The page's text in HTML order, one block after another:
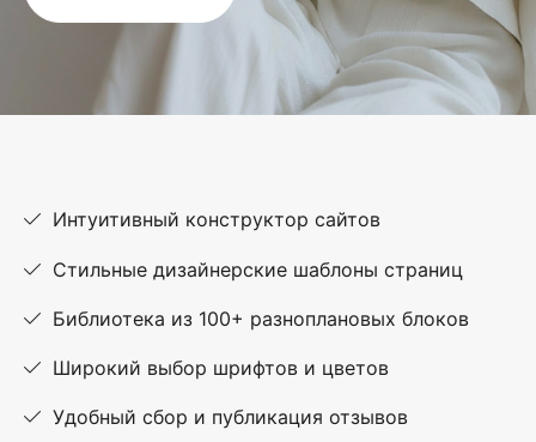
Интуитивный конструктор сайтов
Стильные дизайнерские шаблоны страниц
Библиотека из 100+ разноплановых блоков
Широкий выбор шрифтов и цветов
Удобный сбор и публикация отзывов